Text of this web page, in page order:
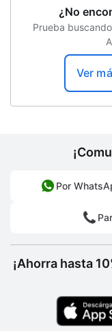
Asador
Cafetería
Bar de
Snack bar
Piscina
Club de
¿No
Prueba
Ver
Por
¡Ahorra hasta